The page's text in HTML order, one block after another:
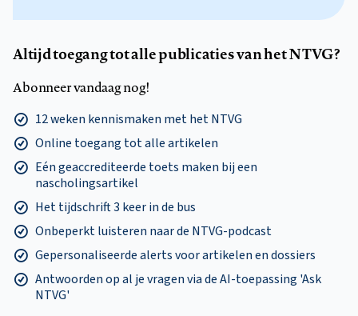
Altijd toegang tot alle publicaties van het NTVG?
Abonneer vandaag nog!
12 weken kennismaken met het NTVG
Online toegang tot alle artikelen
Eén geaccrediteerde toets maken bij een
nascholingsartikel
Het tijdschrift 3 keer in de bus
Onbeperkt luisteren naar de NTVG-podcast
Gepersonaliseerde alerts voor artikelen en dossiers
Antwoorden op al je vragen via de AI-toepassing 'Ask
NTVG'